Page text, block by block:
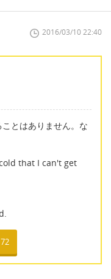
2016/03/10 22:40
とはありません。な
that I can't get
72